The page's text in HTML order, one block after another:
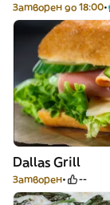
Затворен до 18:00
Dallas Grill
Затворен --